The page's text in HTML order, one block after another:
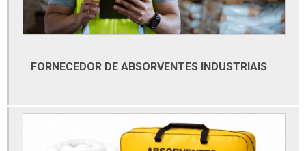
Conexões sanitárias em aço inox
Conexões tubo galvanizado
Distribuidor de materiais elétricos atacado
FORNECEDOR DE ABSORVENTES INDUSTRIAIS